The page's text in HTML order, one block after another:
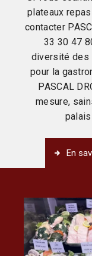
plateaux
contacter
33 30 47
diversité des
pour la
PASCAL
mesure,
En